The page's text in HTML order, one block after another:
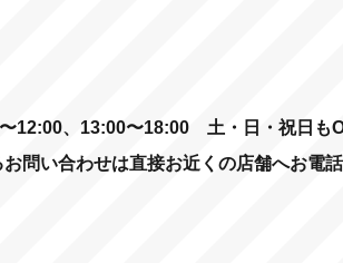
12:00、13:00〜18:00 土・日・祝日も
問い合わせは直接お近くの店舗へお電